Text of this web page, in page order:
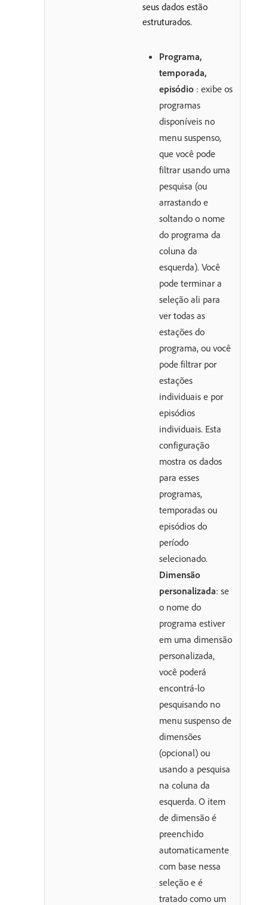
seus dados estão
estruturados.
Programa,
temporada,
episódio : exibe os
programas
disponíveis no
menu suspenso,
que você pode
filtrar usando uma
pesquisa (ou
arrastando e
soltando o nome
do programa da
coluna da
esquerda). Você
pode terminar a
seleção ali para
ver todas as
estações do
programa, ou você
pode filtrar por
estações
individuais e por
episódios
individuais. Esta
configuração
mostra os dados
para esses
programas,
temporadas ou
episódios do
período
selecionado.
Dimensão
personalizada: se
o nome do
programa estiver
em uma dimensão
personalizada,
você poderá
encontrá-lo
pesquisando no
menu suspenso de
dimensões
(opcional) ou
usando a pesquisa
na coluna da
esquerda. O item
de dimensão é
preenchido
automaticamente
com base nessa
seleção e é
tratado como um